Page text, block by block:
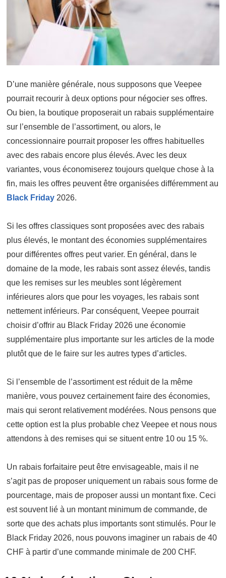
D’une manière générale, nous supposons que Veepee
pourrait recourir à deux options pour négocier ses offres.
Ou bien, la boutique proposerait un rabais supplémentaire
sur l’ensemble de l’assortiment, ou alors, le
concessionnaire pourrait proposer les offres habituelles
avec des rabais encore plus élevés. Avec les deux
variantes, vous économiserez toujours quelque chose à la
fin, mais les offres peuvent être organisées différemment au
Black Friday 2026.
Si les offres classiques sont proposées avec des rabais
plus élevés, le montant des économies supplémentaires
pour différentes offres peut varier. En général, dans le
domaine de la mode, les rabais sont assez élevés, tandis
que les remises sur les meubles sont légèrement
inférieures alors que pour les voyages, les rabais sont
nettement inférieurs. Par conséquent, Veepee pourrait
choisir d’offrir au Black Friday 2026 une économie
supplémentaire plus importante sur les articles de la mode
plutôt que de le faire sur les autres types d’articles.
Si l’ensemble de l’assortiment est réduit de la même
manière, vous pouvez certainement faire des économies,
mais qui seront relativement modérées. Nous pensons que
cette option est la plus probable chez Veepee et nous nous
attendons à des remises qui se situent entre 10 ou 15 %.
Un rabais forfaitaire peut être envisageable, mais il ne
s’agit pas de proposer uniquement un rabais sous forme de
pourcentage, mais de proposer aussi un montant fixe. Ceci
est souvent lié à un montant minimum de commande, de
sorte que des achats plus importants sont stimulés. Pour le
Black Friday 2026, nous pouvons imaginer un rabais de 40
CHF à partir d’une commande minimale de 200 CHF.